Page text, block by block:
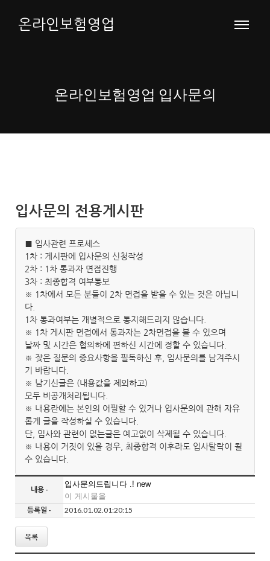
온라인보험영업
온라인보험영업 입사문의
입사문의 전용게시판
■ 입사관련 프로세스
1차 : 게시판에 입사문의 신청작성
2차 : 1차 통과자 면접진행
3차 : 최종합격 여부통보
※ 1차에서 모든 분들이 2차 면접을 받을 수 있는 것은 아닙니
다.
1차 통과여부는 개별적으로 통지해드리지 않습니다.
※ 1차 게시판 면접에서 통과자는 2차면접을 볼 수 있으며
날짜 및 시간은 협의하에 편하신 시간에 정할 수 있습니다.
※ 잦은 질문의 중요사항을 필독하신 후, 입사문의를 남겨주시
기 바랍니다.
※ 남기신글은 (내용값을 제외하고)
모두 비공개처리됩니다.
※ 내용란에는 본인의 어필할 수 있거나 입사문의에 관해 자유
롭게 글을 작성하실 수 있습니다.
단, 입사와 관련이 없는글은 예고없이 삭제될 수 있습니다.
※ 내용이 거짓이 있을 경우, 최종합격 이후라도 입사탈락이 될
수 있습니다.
내용 -
입사문의드립니다 .! new
이 게시물을
등록일 -
2016.01.02.01:20:15
목록